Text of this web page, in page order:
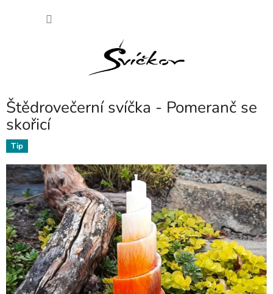
Štědrovečerní svíčka - Pomeranč se
skořicí
Tip